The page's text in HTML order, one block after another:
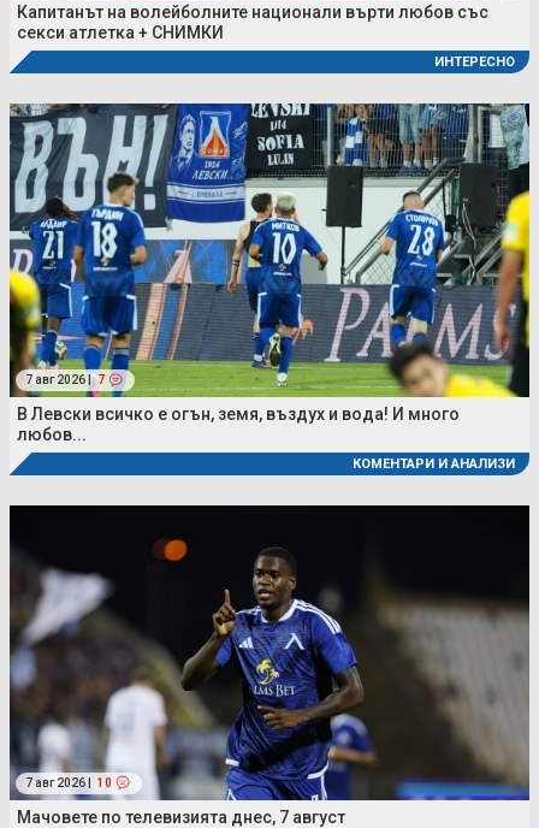
Капитанът на волейболните национали върти любов със
секси атлетка + СНИМКИ
ИНТЕРЕСНО
7 авг 2026 | 7
В Левски всичко е огън, земя, въздух и вода! И много
любов...
КОМЕНТАРИ И АНАЛИЗИ
7 авг 2026 | 10
Мачовете по телевизията днес, 7 август